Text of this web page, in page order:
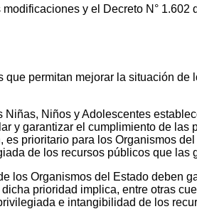
y el Decreto N° 1.602
permitan mejorar la situación de
Niños y Adolescentes
y garantizar el cumplimiento de las
prioritario para los Organismos
de los recursos públicos que las
los Organismos del Estado deben
prioridad implica, entre otras
e intangibilidad de los